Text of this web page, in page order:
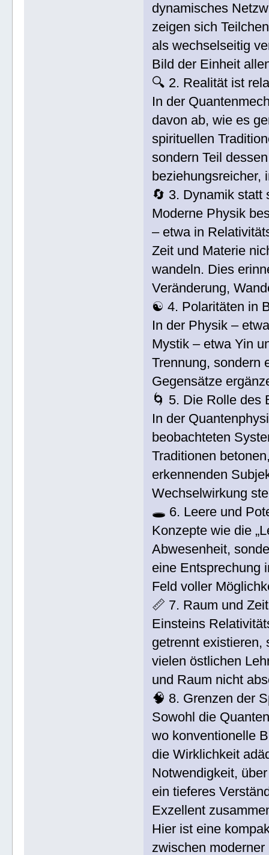
dynamisches
zeigen sich
als wechselseitig
Bild der Einheit
🔍 2. Realität ist
In der
davon ab, wie es
spirituellen
sondern Teil
beziehungsreicher,
🔄 3. Dynamik statt
Moderne Physik
– etwa in
Zeit und Materie
wandeln. Dies
Veränderung,
☯️ 4. Polaritäten in
In der Physik –
Mystik – etwa Yin
Trennung, sondern
Gegensätze
🌀 5. Die Rolle des
In der
beobachteten
Traditionen
erkennenden
Wechselwirkung
🕳️ 6. Leere und
Konzepte wie die
Abwesenheit,
eine Entsprechung
Feld voller
📏 7. Raum und
Einsteins
getrennt existieren,
vielen östlichen
und Raum nicht
🧠 8. Grenzen der
Sowohl die
wo konventionelle
die Wirklichkeit
Notwendigkeit,
ein tieferes
Exzellent
Hier ist eine
zwischen